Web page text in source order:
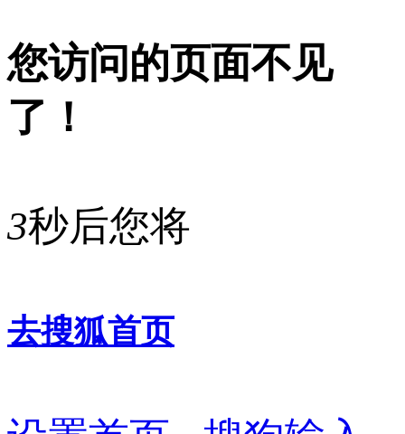
您访问的页面不见
了！
3秒后您将
去搜狐首页